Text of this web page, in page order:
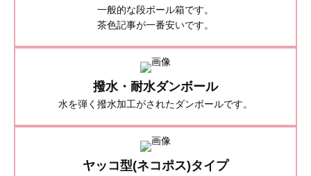
一般的な段ボール箱です。
茶色記事が一番安いです。
撥水・耐水ダンボール
水を弾く撥水加工がされたダンボールです。
ヤッコ型(ネコポス)タイプ